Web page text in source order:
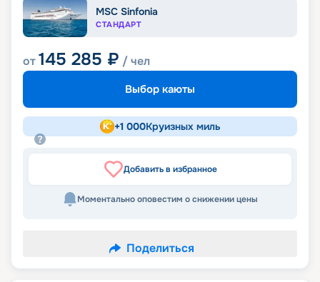
MSC Sinfonia
СТАНДАРТ
от145 285 ₽ / чел
Выбор каюты
+1 000Круизных миль
Добавить в избранное
Моментально оповестим о снижении цены
Поделиться